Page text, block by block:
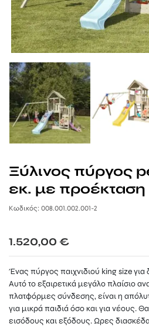
ΞΥΛΙΝΕΣ ΤΟΥΑΛΕΤΕΣ
ΕΞΑΡΤΗΜΑΤΑ
ΣΠΙΤΑΚΙΑ ΣΚΥΛΩΝ
ΣΠΙΤΑΚΙΑ ΓΙΑ ΓΑΤΕΣ
ΣΤΑΒΛΟΙ ΑΛΟΓΩΝ
ΞΥΛΙΝΑ ΚΟΤΕΤΣΙΑ
ΞΥΛΙΝΟΙ ΦΡΑΧΤΕΣ ΠΡΟΣ
ΟΜΠΡΕΛΕΣ ΠΡΟΣ
ΔΙΑΦΟΡΕΣ ΚΑΤΑΣΚΕΥΕΣ
ΞΥΛΙΝΟΙ ΚΑΔΟΙ ΠΡΟΣ
ΣΥΜΜΕΤΟΧΕΣ ΣΕ
WPC ΠΕΡΙΦΡΑΞΗ
ΜΕΤΑΛΛΙΚΑ ΑΞΕΣΟΥΑΡ
ΑΛΑΞΙΕΡΑ ΠΑΡΑΛΙΑΣ
ΞΥΛΙΝΑ ΤΡΑΠΕΖΙΑ &
Ξύλινος πύργος
εκ. με προέκταση
Κωδικός: 008.001.002.001-2
1.520,00 €
Ένας πύργος παιχνιδιού king size για
Αυτό το εξαιρετικά μεγάλο πλαίσιο
πλατφόρμες σύνδεσης, είναι η
για μικρά παιδιά όσο και για νέους.
εισόδους και εξόδους. Ωρες